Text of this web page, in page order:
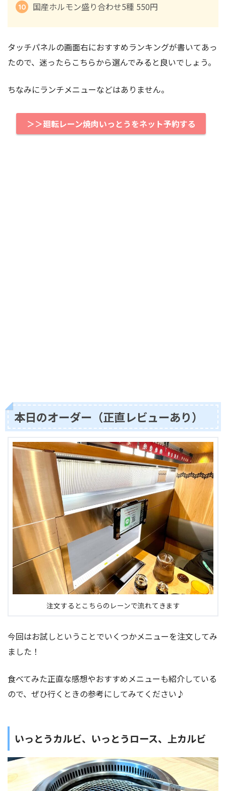
国産ホルモン盛り合わせ5種 550円
タッチパネルの画面右におすすめランキングが書いてあっ
たので、迷ったらこちらから選んでみると良いでしょう。
ちなみにランチメニューなどはありません。
＞＞廻転レーン焼肉いっとうをネット予約する
本日のオーダー（正直レビューあり）
注文するとこちらのレーンで流れてきます
今回はお試しということでいくつかメニューを注文してみ
ました！
食べてみた正直な感想やおすすめメニューも紹介している
ので、ぜひ行くときの参考にしてみてください♪
いっとうカルビ、いっとうロース、上カルビ